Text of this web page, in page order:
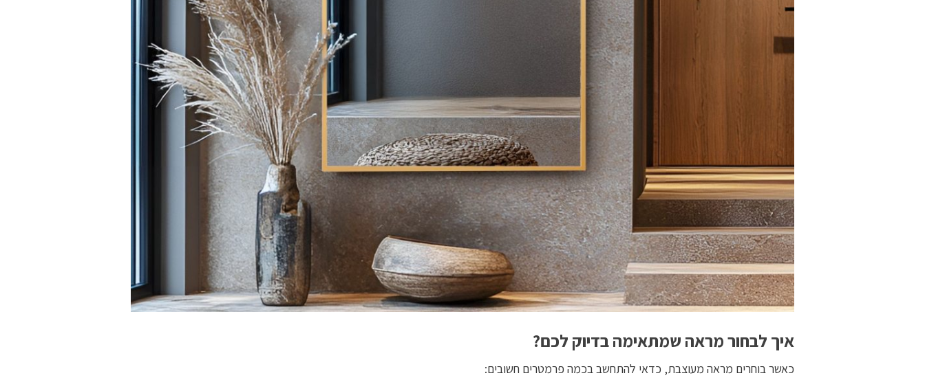
איך לבחור מראה שמתאימה בדיוק לכם?
כאשר בוחרים מראה מעוצבת, כדאי להתחשב בכמה פרמטרים חשובים: